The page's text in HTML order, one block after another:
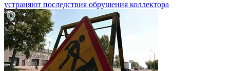
устраняют последствия обрушения коллектора